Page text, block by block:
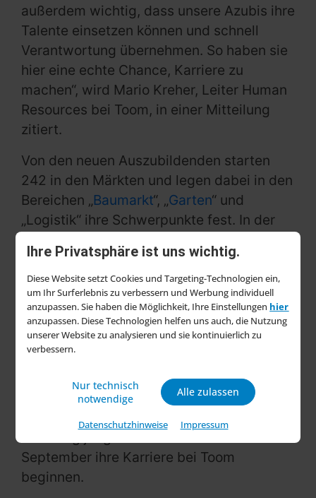
Ihre Privatsphäre ist uns wichtig.
Diese Website setzt Cookies und Targeting-Technologien ein,
um Ihr Surferlebnis zu verbessern und Werbung individuell
anzupassen. Sie haben die Möglichkeit, Ihre Einstellungen hier
anzupassen. Diese Technologien helfen uns auch, die Nutzung
unserer Website zu analysieren und sie kontinuierlich zu
verbessern.
Nur technisch
notwendige
Alle zulassen
Datenschutzhinweise Impressum
außerdem wichtig, dass unsere Azubis ihre
Talente einsetzen können und schnell
Verantwortung übernehmen. So haben sie
hier eine echte Chance, Karriere zu
machen“, wird Mario Kreher, Leiter Human
Resources bei Toom, in einer Mitteilung
zitiert.
Von den neuen Auszubildenden starten
242 in den Märkten und legen dabei in den
Bereichen „Baumarkt“, „Garten“ und
„Logistik“ ihre Schwerpunkte fest. In der
Kaufleuten für Büromanagement, Groß-
und Außenhandelsmanagement,
Immobilenwirtschaft sowie im E-
Commerce ausgebildet. Im Zentrallager
Dietzenbachbeginnen drei Azubis ihre
Ausbildung zur Fachkraft für Lagerlogistik
und ein Azubi seine Ausbildung zum
Kaufmann für Spedition und
Logistikdienstleistung. Ein weiterer
September ihre Karriere bei Toom
beginnen.